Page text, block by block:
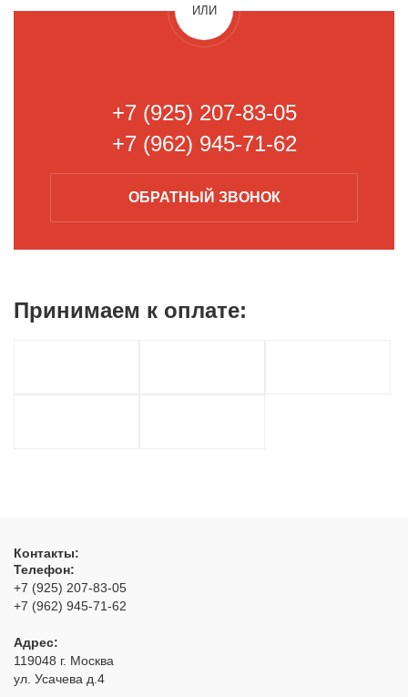
ИЛИ
+7 (925) 207-83-05
+7 (962) 945-71-62
ОБРАТНЫЙ ЗВОНОК
Принимаем к оплате:
Контакты:
Телефон:
+7 (925) 207-83-05
+7 (962) 945-71-62
Адрес:
119048 г. Москва
ул. Усачева д.4